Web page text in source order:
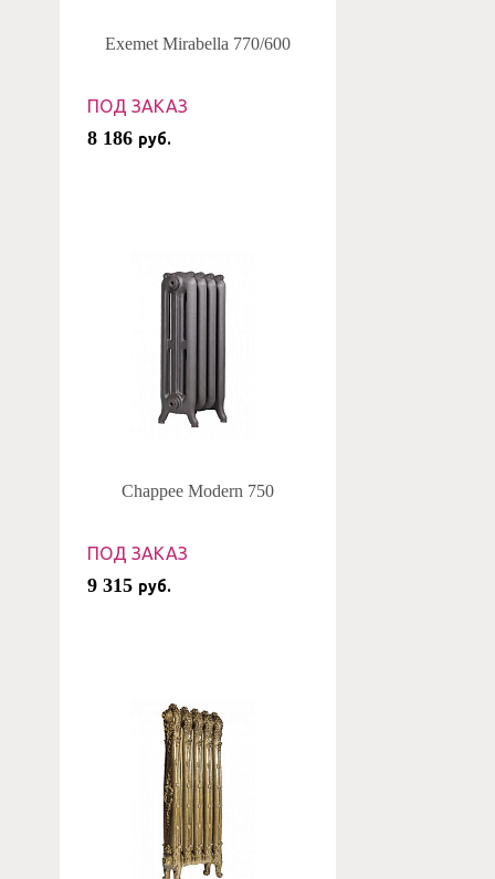
Exemet Mirabella 770/600
ПОД ЗАКАЗ
8 186 руб.
Chappee Modern 750
ПОД ЗАКАЗ
9 315 руб.